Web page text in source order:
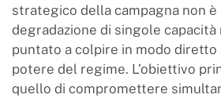
strategico della campagna non
degradazione di singole capacità
puntato a colpire in modo
potere del regime. L’obiettivo
quello di compromettere